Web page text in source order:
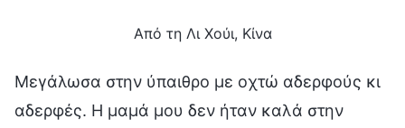
Από τη Λι Χούι, Κίνα
Μεγάλωσα στην ύπαιθρο με οχτώ αδερφούς κι
αδερφές. Η μαμά μου δεν ήταν καλά στην